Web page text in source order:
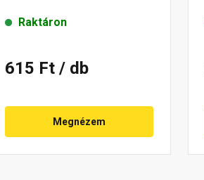
Raktáron
615 Ft / db
Megnézem